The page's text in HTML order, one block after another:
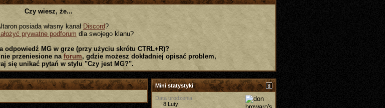
Czy wiesz, że...
posiada własny kanałDiscord?
prywatne podforum dla swojego klanu?
odpowiedź MG w grze (przy użyciu skrótu CTRL+R)?
przeniesione naforum, gdzie możesz dokładniej opisać problem,
się unikać pytań w stylu "Czy jest MG?".
Mini statystyki
Data urodzenia
8 Luty